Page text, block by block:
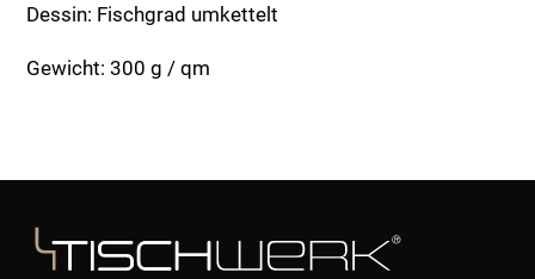
Dessin: Fischgrad umkettelt
Gewicht: 300 g / qm